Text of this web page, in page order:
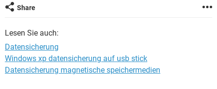
WHATSAPP
Share
Lesen Sie auch:
Datensicherung
Windows xp datensicherung auf usb stick
Datensicherung magnetische speichermedien